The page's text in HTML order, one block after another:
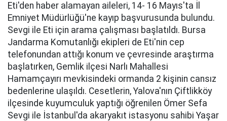
Eti'den haber alamayan aileleri, 14- 16 Mayıs'ta İl
Emniyet Müdürlüğü'ne kayıp başvurusunda bulundu.
Sevgi ile Eti için arama çalışması başlatıldı. Bursa
Jandarma Komutanlığı ekipleri de Eti'nin cep
telefonundan attığı konum ve çevresinde araştırma
başlatırken, Gemlik ilçesi Narlı Mahallesi
Hamamçayırı mevkisindeki ormanda 2 kişinin cansız
bedenlerine ulaşıldı. Cesetlerin, Yalova'nın Çiftlikköy
ilçesinde kuyumculuk yaptığı öğrenilen Ömer Sefa
Sevgi ile İstanbul'da akaryakıt istasyonu sahibi Yaşar